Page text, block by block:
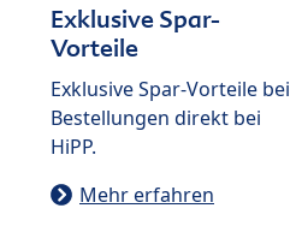
Exklusive Spar-
Vorteile
Exklusive Spar-Vorteile bei
Bestellungen direkt bei
HiPP.
Mehr erfahren